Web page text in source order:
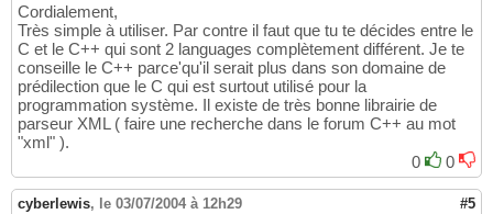
Cordialement,
Très simple à utiliser. Par contre il faut que tu te décides entre le
C et le C++ qui sont 2 languages complètement différent. Je te
conseille le C++ parce'qu'il serait plus dans son domaine de
prédilection que le C qui est surtout utilisé pour la
programmation système. Il existe de très bonne librairie de
parseur XML ( faire une recherche dans le forum C++ au mot
"xml" ).
0
0
cyberlewis, le 03/07/2004 à 12h29 #5